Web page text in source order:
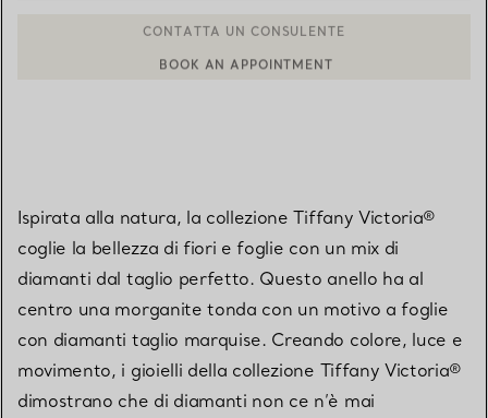
Ispirata alla natura, la collezione Tiffany Victoria®
coglie la bellezza di fiori e foglie con un mix di
diamanti dal taglio perfetto. Questo anello ha al
centro una morganite tonda con un motivo a foglie
con diamanti taglio marquise. Creando colore, luce e
movimento, i gioielli della collezione Tiffany Victoria®
dimostrano che di diamanti non ce n’è mai